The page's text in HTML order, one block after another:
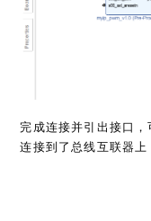
完成连接并引出接口，
连接到了总线互联器